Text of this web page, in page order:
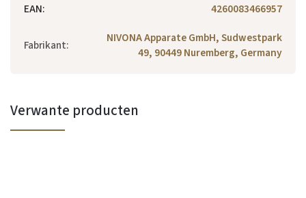
EAN: 4260083466957
Fabrikant:
NIVONA Apparate GmbH, Sudwestpark
49, 90449 Nuremberg, Germany
Verwante producten